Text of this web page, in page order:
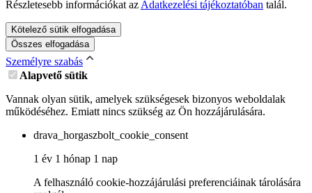
Részletesebb információkat az Adatkezelési tájékoztatóban talál.
Kötelező sütik elfogadása
Összes elfogadása
Személyre szabás
Alapvető sütik
Vannak olyan sütik, amelyek szükségesek bizonyos weboldalak
működéséhez. Emiatt nincs szükség az Ön hozzájárulására.
drava_horgaszbolt_cookie_consent
1 év 1 hónap 1 nap
A felhasználó cookie-hozzájárulási preferenciáinak tárolására